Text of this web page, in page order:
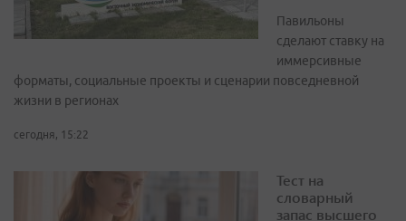
Павильоны
сделают ставку на
иммерсивные
форматы, социальные проекты и сценарии повседневной
жизни в регионах
сегодня, 15:22
Тест на
словарный
запас высшего